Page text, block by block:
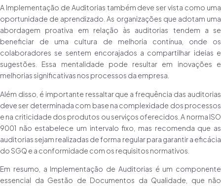
A Implementação de Auditorias também deve ser vista como uma
oportunidade de aprendizado. As organizações que adotam uma
abordagem proativa em relação às auditorias tendem a se
beneficiar de uma cultura de melhoria contínua, onde os
colaboradores se sentem encorajados a compartilhar ideias e
sugestões. Essa mentalidade pode resultar em inovações e
melhorias significativas nos processos da empresa.
Além disso, é importante ressaltar que a frequência das auditorias
deve ser determinada com base na complexidade dos processos
e na criticidade dos produtos ou serviços oferecidos. A norma ISO
9001 não estabelece um intervalo fixo, mas recomenda que as
auditorias sejam realizadas de forma regular para garantir a eficácia
do SGQ e a conformidade com os requisitos normativos.
Em resumo, a Implementação de Auditorias é um componente
essencial da Gestão de Documentos da Qualidade, que não